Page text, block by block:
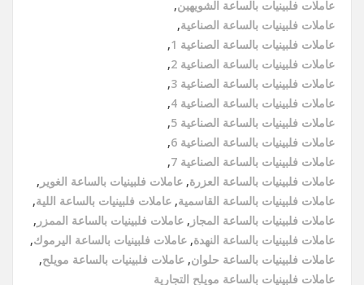
عاملات فلبينيات بالساعة الشويهين,
عاملات فلبينيات بالساعة الصناعية,
عاملات فلبينيات بالساعة الصناعية 1
,
عاملات فلبينيات بالساعة الصناعية 2
,
عاملات فلبينيات بالساعة الصناعية 3
,
عاملات فلبينيات بالساعة الصناعية 4
,
عاملات فلبينيات بالساعة الصناعية 5
,
عاملات فلبينيات بالساعة الصناعية 6
,
عاملات فلبينيات بالساعة الصناعية 7
,
عاملات فلبينيات بالساعة العزرة, عاملات فلبينيات بالساعة الغوير ,
عاملات فلبينيات بالساعة القاسمية, عاملات فلبينيات بالساعة اللية,
عاملات فلبينيات بالساعة المجاز , عاملات فلبينيات بالساعة الممزر ,
عاملات فلبينيات بالساعة النهدة, عاملات فلبينيات بالساعة اليرموك,
عاملات فلبينيات بالساعة حلوان, عاملات فلبينيات بالساعة مويلح,
عاملات فلبينيات بالساعة مويلح التجارية